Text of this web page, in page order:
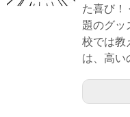
た喜び！
題のグッ
校では教
は、高い